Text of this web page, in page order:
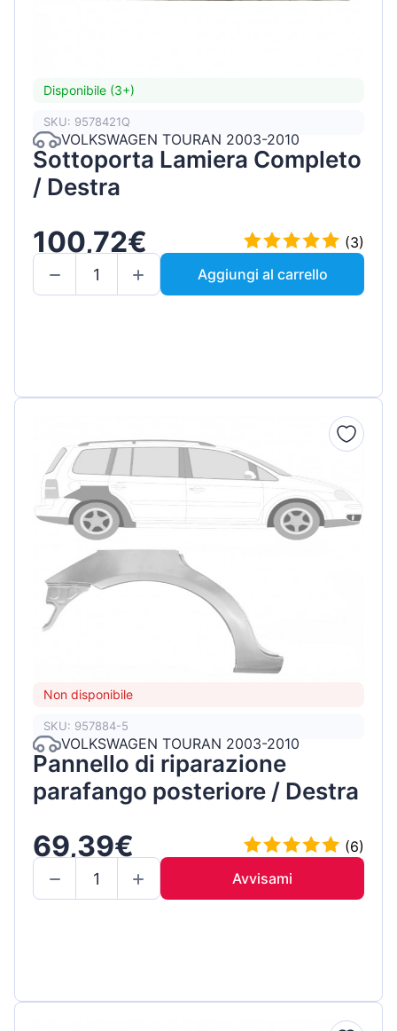
Disponibile (3+)
SKU: 9578421Q
VOLKSWAGEN TOURAN 2003-2010
Sottoporta Lamiera Completo
/ Destra
100,72€
(3)
Aggiungi al carrello
Non disponibile
SKU: 957884-5
VOLKSWAGEN TOURAN 2003-2010
Pannello di riparazione
parafango posteriore / Destra
69,39€
(6)
Avvisami